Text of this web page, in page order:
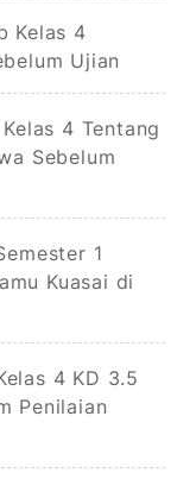
Kelas 4
Ujian
4 Tentang
Sebelum
1
Kuasai di
4 KD 3.5
Penilaian